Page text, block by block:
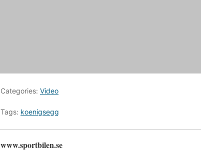
Categories: Video
Tags: koenigsegg
www.sportbilen.se